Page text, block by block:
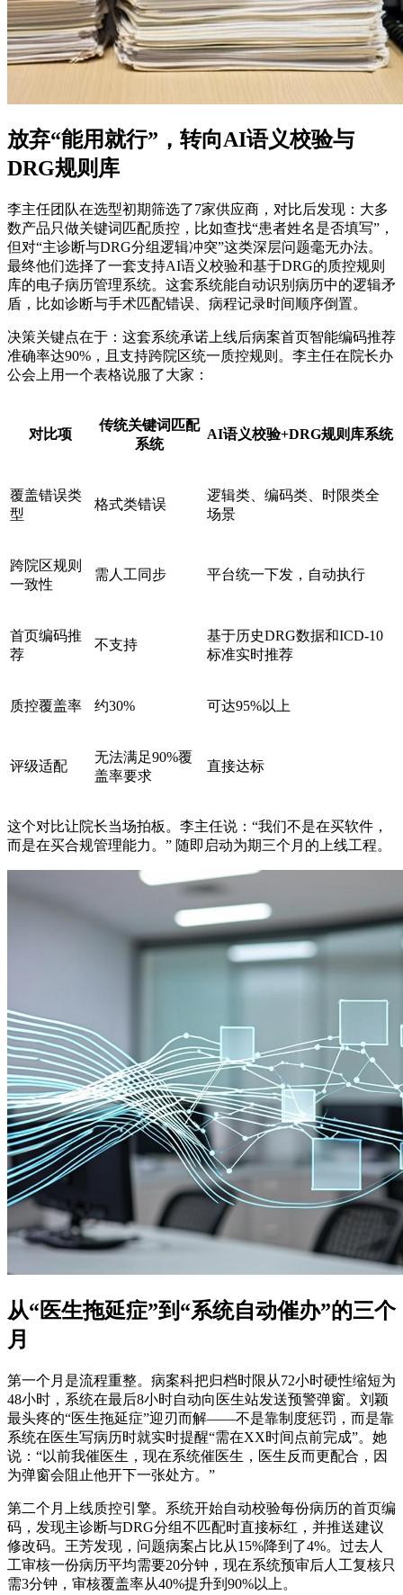
放弃“能用就行”，转向AI语义校验与
DRG规则库
李主任团队在选型初期筛选了7家供应商，对比后发现：大多
数产品只做关键词匹配质控，比如查找“患者姓名是否填写”，
但对“主诊断与DRG分组逻辑冲突”这类深层问题毫无办法。
最终他们选择了一套支持AI语义校验和基于DRG的质控规则
库的电子病历管理系统。这套系统能自动识别病历中的逻辑矛
盾，比如诊断与手术匹配错误、病程记录时间顺序倒置。
决策关键点在于：这套系统承诺上线后病案首页智能编码推荐
准确率达90%，且支持跨院区统一质控规则。李主任在院长办
公会上用一个表格说服了大家：
对比项
传统关键词匹配
系统
AI语义校验+DRG规则库系统
覆盖错误类
型
格式类错误
逻辑类、编码类、时限类全
场景
跨院区规则
一致性
需人工同步 平台统一下发，自动执行
首页编码推
荐
不支持
基于历史DRG数据和ICD-10
标准实时推荐
质控覆盖率 约30% 可达95%以上
评级适配
无法满足90%覆
盖率要求
直接达标
这个对比让院长当场拍板。李主任说：“我们不是在买软件，
而是在买合规管理能力。” 随即启动为期三个月的上线工程。
从“医生拖延症”到“系统自动催办”的三个
月
第一个月是流程重整。病案科把归档时限从72小时硬性缩短为
48小时，系统在最后8小时自动向医生站发送预警弹窗。刘颖
最头疼的“医生拖延症”迎刃而解——不是靠制度惩罚，而是靠
系统在医生写病历时就实时提醒“需在XX时间点前完成”。她
说：“以前我催医生，现在系统催医生，医生反而更配合，因
为弹窗会阻止他开下一张处方。”
第二个月上线质控引擎。系统开始自动校验每份病历的首页编
码，发现主诊断与DRG分组不匹配时直接标红，并推送建议
修改码。王芳发现，问题病案占比从15%降到了4%。过去人
工审核一份病历平均需要20分钟，现在系统预审后人工复核只
需3分钟，审核覆盖率从40%提升到90%以上。